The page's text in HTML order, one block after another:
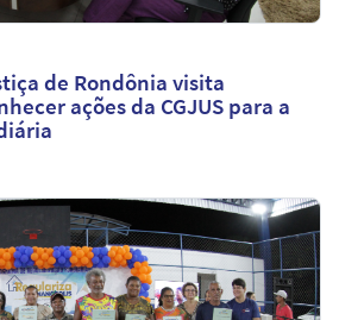
de Rondônia visita
ações da CGJUS para a